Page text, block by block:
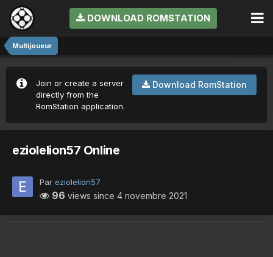
DOWNLOAD ROMSTATION
Multijoueur
Download RomStation
Join or create a server
directly from the
RomStation application.
eziolelion57 Online
Par eziolelion57
96 views since 4 novembre 2021